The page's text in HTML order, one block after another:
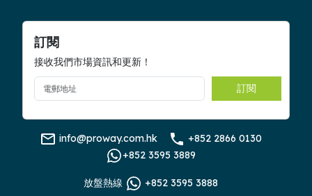
table lamp.
The kitchenette comes with built-in induction cooktop,
microwave and fridge, provides basic cooking facilities for
preparation of a quick meal.
Sleeping area has a queen size bed with a side table and
bedside reading lamps good for a couple. A desk with a
reading lamp and chair is great for home office. The full
Bathroom has a bathtub with rain shower and decorated
with the same colour tone to match the whole apartment.
自助洗衣設施
套房設施
Now TV頻道
寬頻上網服務
住客服務
24小時入住登記服務及保安服務
床單及毛巾更換
房間清潔服務
訂閱
接收我們市場資訊和更新！
訂閱
info@proway.com.hk
+852 2866 0130
+852 3595 3889
放盤熱線 +852 3595 3888